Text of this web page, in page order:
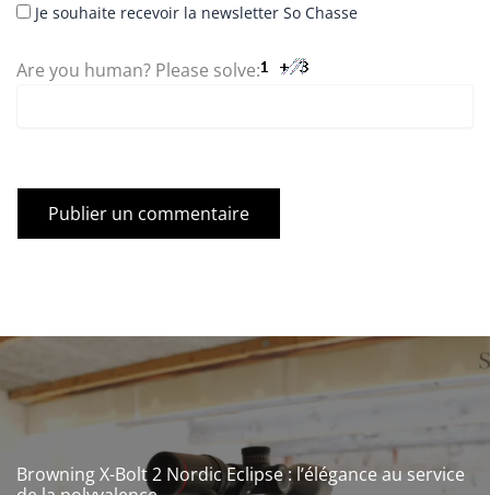
Je souhaite recevoir la newsletter So Chasse
Are you human? Please solve:
Browning X-Bolt 2 Nordic Eclipse : l’élégance au service